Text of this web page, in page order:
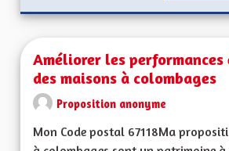
Améliorer les performances
des maisons à colombages
Proposition anonyme
Mon Code postal 67118Ma